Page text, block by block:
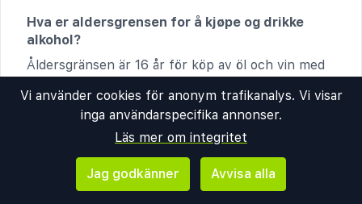
Hva er aldersgrensen for å kjøpe og drikke
alkohol?
Åldersgränsen är 16 år för köp av öl och vin med
drycker samt på serveringsställen. Legitimation
kan kontrolleras.
Finnes det begrensninger på hvor og når man
kan kjøpe alkohol (f.eks. kun i spesialbutikker
eller visse tider på døgnet)?
Vi använder cookies för anonym trafikanalys. Vi visar
inga användarspecifika annonser.
Läs mer om integritet
Jag godkänner Avvisa alla